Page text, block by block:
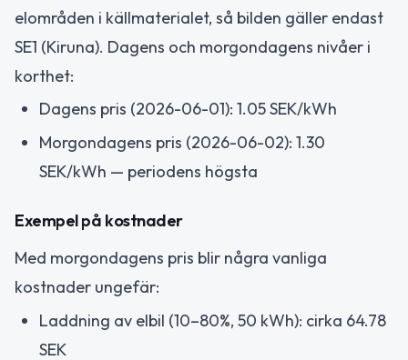
elområden i källmaterialet, så bilden gäller endast
SE1 (Kiruna). Dagens och morgondagens nivåer i
korthet:
Dagens pris (2026-06-01): 1.05 SEK/kWh
Morgondagens pris (2026-06-02): 1.30
SEK/kWh — periodens högsta
Exempel på kostnader
Med morgondagens pris blir några vanliga
kostnader ungefär:
Laddning av elbil (10–80%, 50 kWh): cirka 64.78
SEK